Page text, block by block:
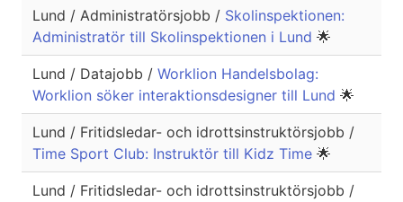
Lund / Administratörsjobb / Skolinspektionen:
Administratör till Skolinspektionen i Lund 🌟
Lund / Datajobb / Worklion Handelsbolag:
Worklion söker interaktionsdesigner till Lund 🌟
Lund / Fritidsledar- och idrottsinstruktörsjobb /
Time Sport Club: Instruktör till Kidz Time 🌟
Lund / Fritidsledar- och idrottsinstruktörsjobb /